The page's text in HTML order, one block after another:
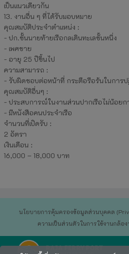
เป็นแนวเดียวกัน
13. งานอื่น ๆ ที่ได้รับมอบหมาย
คุณสมบัติประจำตำแหน่ง :
- ปก.ชั้นนายท้ายเรือกลเดินทะเลชั้นหนึ่ง
- เพศชาย
- อายุ 25 ปีขึ้นไป
ความสามารถ :
- รับผิดชอบต่อหน้าที่ กระตือรือร้นในการ
คุณสมบัติอื่นๆ :
- ประสบการณ์ในงานส่วนปากเรือไม่น้อยก
- มีหนังสือคนประจำเรือ
จำนวนที่เปิดรับ :
2 อัตรา
เงินเดือน :
16,000 – 18,000 บาท
นโยบายการคุ้มครองข้อมูลส่วนบุคคล
ความเป็นส่วนตัวในการใช้งานกล้อง